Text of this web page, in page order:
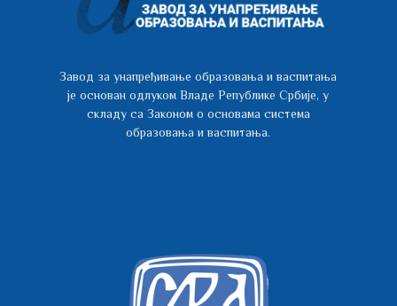
Завод за унапређивање образовања и васпитања
је основан одлуком Владе Републике Србије, у
складу са Законом о основама система
образовања и васпитања.